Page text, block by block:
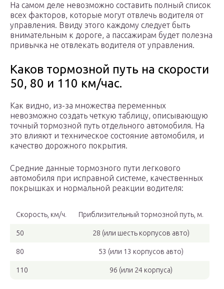
На самом деле невозможно составить полный список
всех факторов, которые могут отвлечь водителя от
управления. Ввиду этого каждому следует быть
внимательным к дороге, а пассажирам будет полезна
привычка не отвлекать водителя от управления.
Каков тормозной путь на скорости
50, 80 и 110 км/час.
Как видно, из-за множества переменных
невозможно создать четкую таблицу, описывающую
точный тормозной путь отдельного автомобиля. На
это влияют и техническое состояние автомобиля, и
качество дорожного покрытия.
Средние данные тормозного пути легкового
автомобиля при исправной системе, качественных
покрышках и нормальной реакции водителя:
Скорость, км/ч. Приблизительный тормозной путь, м.
50 28 (или шесть корпусов авто)
80 53 (или 13 корпусов авто)
110 96 (или 24 корпуса)